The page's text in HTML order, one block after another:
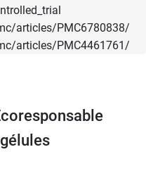
articles/PMC6780838/
articles/PMC4461761/